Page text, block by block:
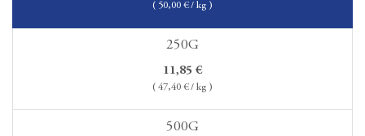
( 50,00 € / kg )
250G
11,85 €
( 47,40 € / kg )
500G